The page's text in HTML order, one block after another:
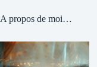
A propos de moi…